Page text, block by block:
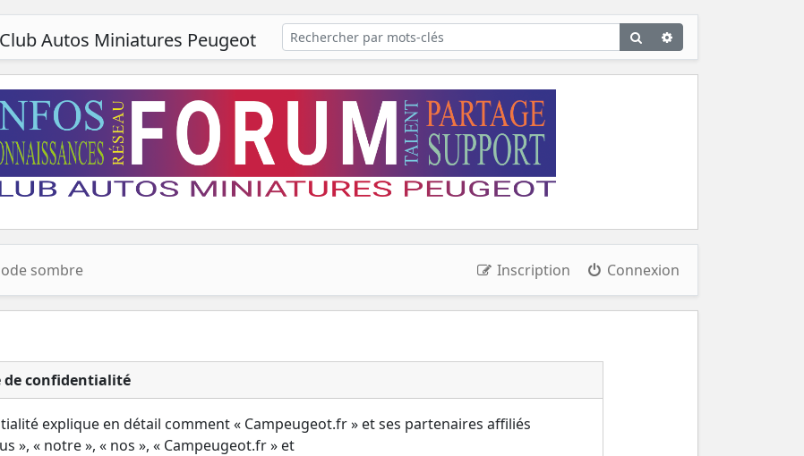
Autos Miniatures Peugeot Rechercher
avancée
sombre Inscription Connexion
de confidentialité
explique en détail comment « Campeugeot.fr » et ses partenaires affiliés
», « notre », « nos », « Campeugeot.fr » et